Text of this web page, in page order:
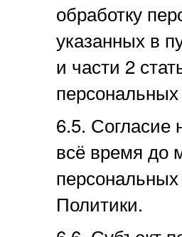
обработку
указанных в
и части 2
6.5. Согласие
всё время до
Политики.